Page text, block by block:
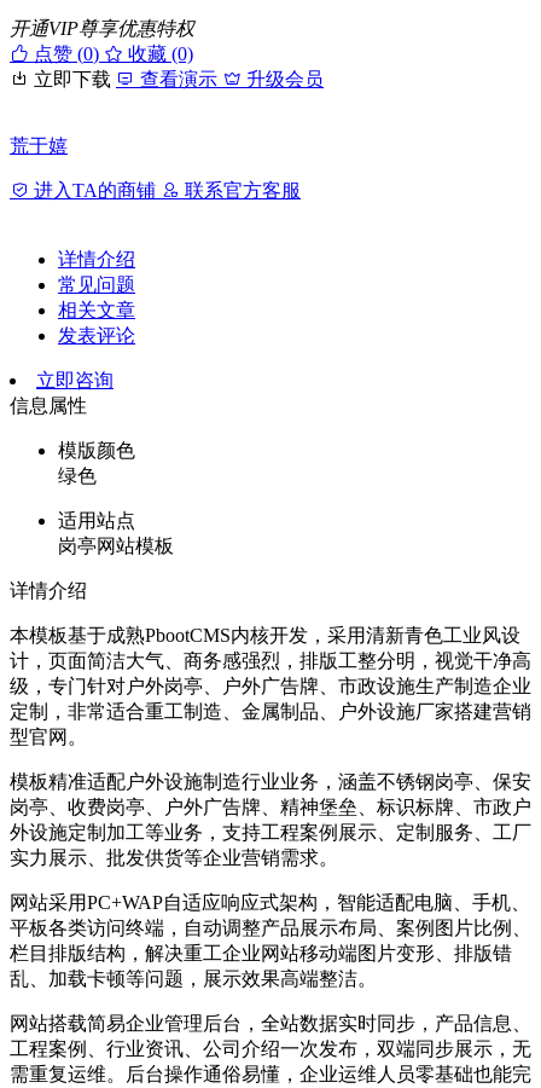
开通VIP尊享优惠特权
点赞 (0)
收藏 (0)
立即下载
查看演示 升级会员
荒于嬉
进入TA的商铺 联系官方客服
详情介绍
常见问题
相关文章
发表评论
立即咨询
信息属性
模版颜色
绿色
适用站点
岗亭网站模板
详情介绍
本模板基于成熟PbootCMS内核开发，采用清新青色工业风设
计，页面简洁大气、商务感强烈，排版工整分明，视觉干净高
级，专门针对户外岗亭、户外广告牌、市政设施生产制造企业
定制，非常适合重工制造、金属制品、户外设施厂家搭建营销
型官网。
模板精准适配户外设施制造行业业务，涵盖不锈钢岗亭、保安
岗亭、收费岗亭、户外广告牌、精神堡垒、标识标牌、市政户
外设施定制加工等业务，支持工程案例展示、定制服务、工厂
实力展示、批发供货等企业营销需求。
网站采用PC+WAP自适应响应式架构，智能适配电脑、手机、
平板各类访问终端，自动调整产品展示布局、案例图片比例、
栏目排版结构，解决重工企业网站移动端图片变形、排版错
乱、加载卡顿等问题，展示效果高端整洁。
网站搭载简易企业管理后台，全站数据实时同步，产品信息、
工程案例、行业资讯、公司介绍一次发布，双端同步展示，无
需重复运维。后台操作通俗易懂，企业运维人员零基础也能完